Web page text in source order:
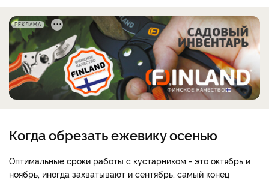
РЕКЛАМА
Когда обрезать ежевику осенью
Оптимальные сроки работы с кустарником - это октябрь и
ноябрь, иногда захватывают и сентябрь, самый конец